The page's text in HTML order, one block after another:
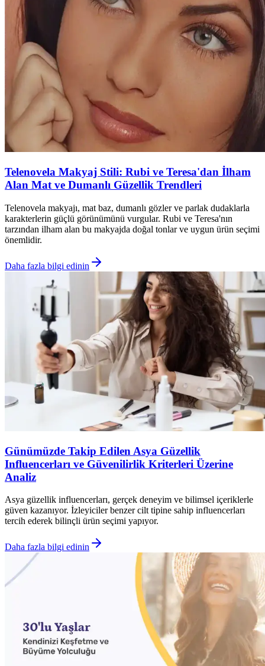
Telenovela Makyaj Stili: Rubi ve Teresa'dan İlham
Alan Mat ve Dumanlı Güzellik Trendleri
Telenovela makyajı, mat baz, dumanlı gözler ve parlak dudaklarla
karakterlerin güçlü görünümünü vurgular. Rubi ve Teresa'nın
tarzından ilham alan bu makyajda doğal tonlar ve uygun ürün seçimi
önemlidir.
Daha fazla bilgi edinin
Günümüzde Takip Edilen Asya Güzellik
Influencerları ve Güvenilirlik Kriterleri Üzerine
Analiz
Asya güzellik influencerları, gerçek deneyim ve bilimsel içeriklerle
güven kazanıyor. İzleyiciler benzer cilt tipine sahip influencerları
tercih ederek bilinçli ürün seçimi yapıyor.
Daha fazla bilgi edinin